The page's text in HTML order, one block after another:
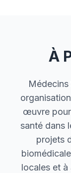
À
Médecins
œuvre
santé dans
projets
locales et à